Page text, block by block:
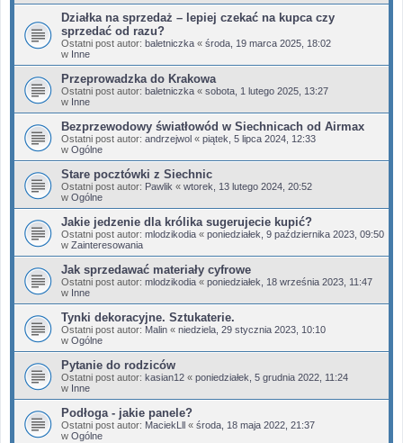
Działka na sprzedaż – lepiej czekać na kupca czy
sprzedać od razu?
Ostatni post autor: baletniczka « środa, 19 marca 2025, 18:02
w Inne
Przeprowadzka do Krakowa
Ostatni post autor: baletniczka « sobota, 1 lutego 2025, 13:27
w Inne
Bezprzewodowy światłowód w Siechnicach od Airmax
Ostatni post autor: andrzejwol « piątek, 5 lipca 2024, 12:33
w Ogólne
Stare pocztówki z Siechnic
Ostatni post autor: Pawlik « wtorek, 13 lutego 2024, 20:52
w Ogólne
Jakie jedzenie dla królika sugerujecie kupić?
Ostatni post autor: mlodzikodia « poniedziałek, 9 października 2023, 09:50
w Zainteresowania
Jak sprzedawać materiały cyfrowe
Ostatni post autor: mlodzikodia « poniedziałek, 18 września 2023, 11:47
w Inne
Tynki dekoracyjne. Sztukaterie.
Ostatni post autor: Malin « niedziela, 29 stycznia 2023, 10:10
w Ogólne
Pytanie do rodziców
Ostatni post autor: kasian12 « poniedziałek, 5 grudnia 2022, 11:24
w Inne
Podłoga - jakie panele?
Ostatni post autor: MaciekLll « środa, 18 maja 2022, 21:37
w Ogólne